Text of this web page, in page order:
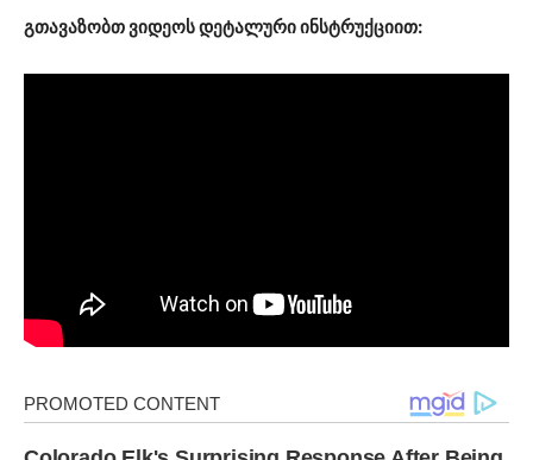
გთავაზობთ ვიდეოს დეტალური ინსტრუქციით: